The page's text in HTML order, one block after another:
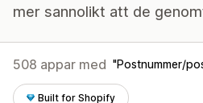
mer sannolikt att de
508 appar med Postnummer/
Built for Shopify